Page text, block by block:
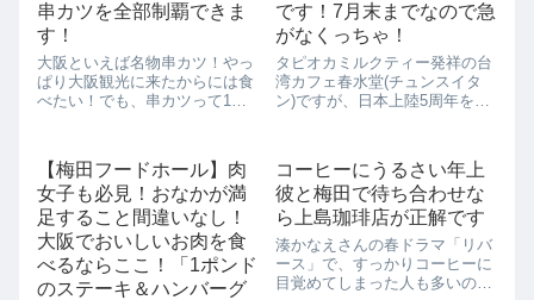
串カツを全部制覇できま
す！
大阪といえば名物串カツ！やっ
ぱり大阪観光に来たからには食
べたい！でも、串カツって1本1
酒と合うから呑んで食べてとな
ると、意外とすごい金額になり
そうです。大阪なのにリーズナ
ブルに食べれな...
です！7月末までなので急
がなくっちゃ！
タピオカミルクティー発祥の台
湾カフェ春水堂(チュンスイタ
ン)ですが、日本上陸5周年を記
キャンペーン」と言って全12店
舗制覇でもれなくドリンク100
杯無料券がプレゼントされま
す。驚...
【梅田フードホール】肉
女子も必見！おなかが満
足すること間違いなし！
大阪でおいしいお肉を食
べるならここ！「1ポンド
のステーキ＆ハンバーグ
コーヒーにうるさい年上
彼と梅田で待ち合わせな
ら上島珈琲店が正解です
湊かなえさんの春ドラマ「リバ
ース」で、すっかりコーヒーに
目覚めてしまった人も多いので